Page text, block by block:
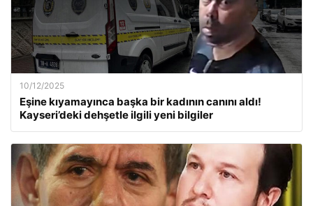
10/12/2025
Eşine kıyamayınca başka bir kadının canını aldı!
Kayseri’deki dehşetle ilgili yeni bilgiler